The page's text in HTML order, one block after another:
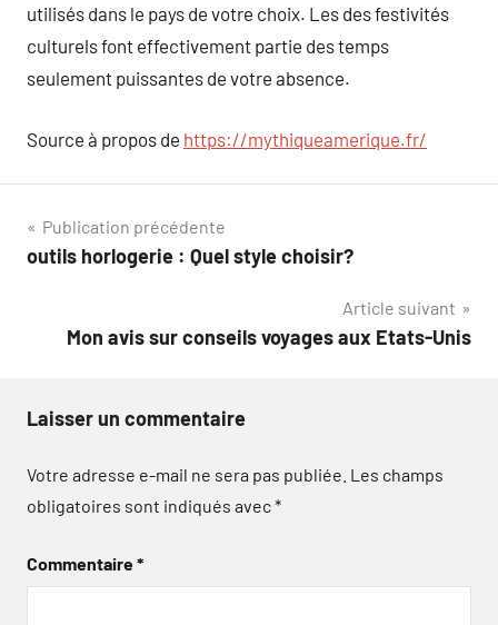
utilisés dans le pays de votre choix. Les des festivités
culturels font effectivement partie des temps
seulement puissantes de votre absence.
Source à propos de https://mythiqueamerique.fr/
Navigation
de
Publication précédente
outils horlogerie : Quel style choisir?
Article suivant
Mon avis sur conseils voyages aux Etats-Unis
Laisser un commentaire
Votre adresse e-mail ne sera pas publiée. Les champs
obligatoires sont indiqués avec*
Commentaire*